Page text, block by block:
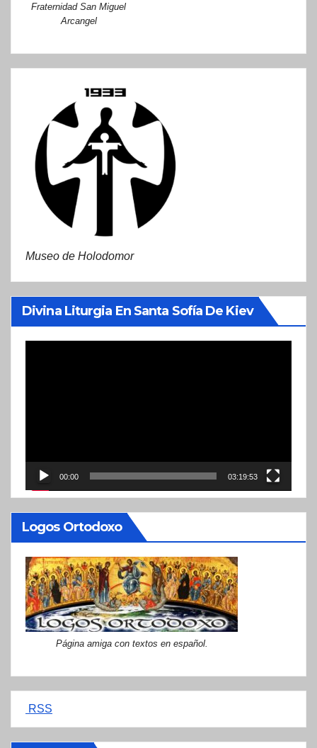
Fraternidad San Miguel
Arcangel
Museo de Holodomor
Divina Liturgia En Santa Sofía De Kiev
00:00 03:19:53
Logos Ortodoxo
Página amiga con textos en español.
RSS